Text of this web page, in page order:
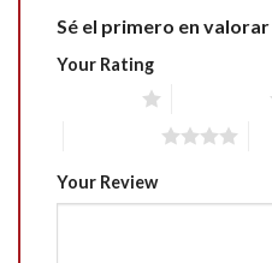
Sé el primero en
Your Rating
Your Review